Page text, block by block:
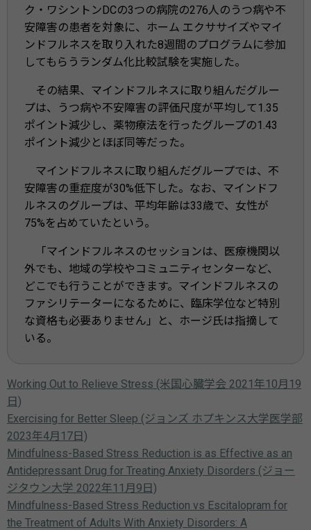
ク・ワシントンDCの3つの病院の276人のうつ病や不
安障害の患者を対象に、ホーム エクササイズやマイ
ンドフルネスを取り入れた8週間のプログラムに参加
してもらうランダム化比較試験を実施した。
その結果、マインドフルネスに取り組んだグルー
プは、うつ病や不安障害の評価尺度が平均して1.35
ポイント減少し、薬物療法を行ったグループの1.43
ポイント減少とほぼ同等だった。
マインドフルネスに取り組んだグループでは、不
安障害の重症度が30%低下した。なお、マインドフ
ルネスのグループは、平均年齢は33歳で、女性が
75%を占めていたという。
「マインドフルネスのセッションは、医療機関以
外でも、地域の学校やコミュニティセンターなど、
どこでも行うことができます。マインドフルネスの
ファシリテーターになるために、臨床学位など特別
な資格も必要ありません」と、ホージ氏は指摘して
いる。
Working Out to Relieve Stress (米国心臓学会 2021年10月19
日)
Exercising for Better Sleep (ジョンズ ホプキンス大学医学部
2023年4月17日)
Mindfulness-Based Stress Reduction is as Effective as an
Antidepressant Drug for Treating Anxiety Disorders (ジョー
ジタウン大学 2022年11月9日)
Mindfulness-Based Stress Reduction vs Escitalopram for
the Treatment of Adults With Anxiety Disorders: A